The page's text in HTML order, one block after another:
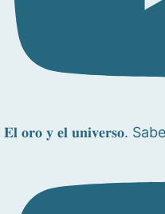
𝐄𝐥 𝐨𝐫𝐨 𝐲 𝐞𝐥 𝐮𝐧𝐢𝐯𝐞𝐫𝐬𝐨.